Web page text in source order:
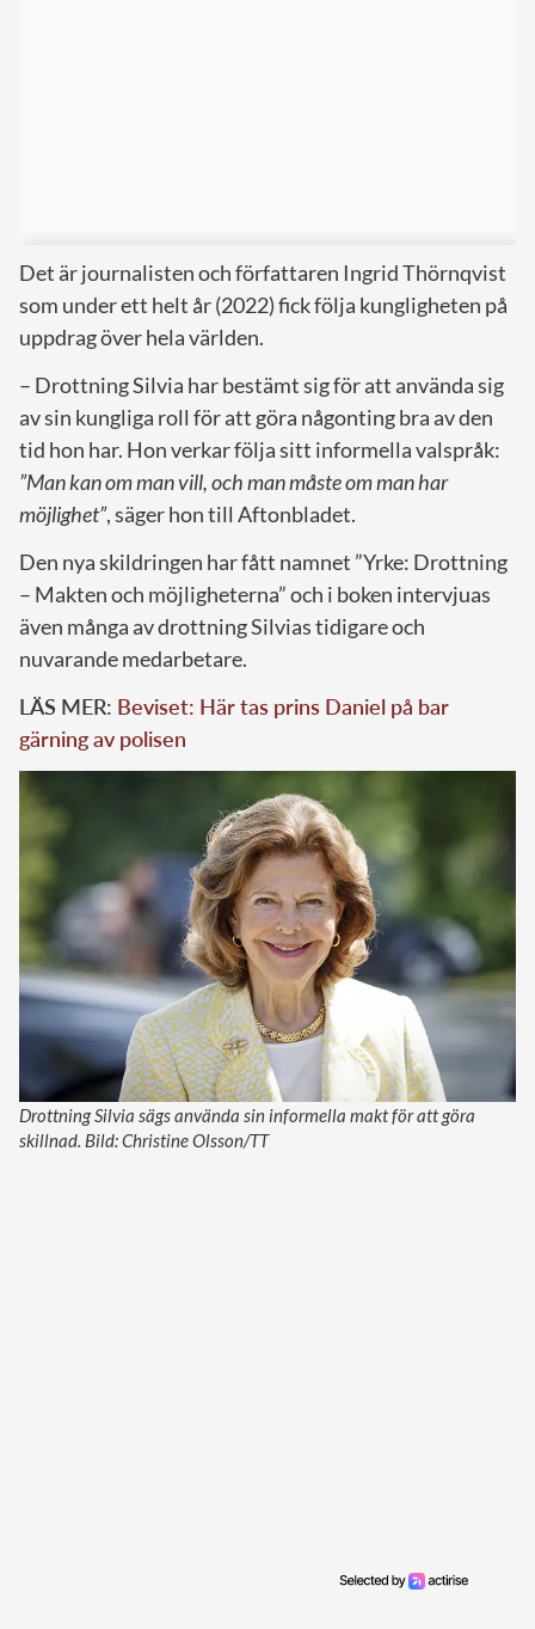
Det är journalisten och författaren Ingrid Thörnqvist
som under ett helt år (2022) fick följa kungligheten på
uppdrag över hela världen.
– Drottning Silvia har bestämt sig för att använda sig
av sin kungliga roll för att göra någonting bra av den
tid hon har. Hon verkar följa sitt informella valspråk:
”Man kan om man vill, och man måste om man har
möjlighet”, säger hon till Aftonbladet.
Den nya skildringen har fått namnet ”Yrke: Drottning
– Makten och möjligheterna” och i boken intervjuas
även många av drottning Silvias tidigare och
nuvarande medarbetare.
LÄS MER: Beviset: Här tas prins Daniel på bar
gärning av polisen
Drottning Silvia sägs använda sin informella makt för att göra
skillnad. Bild: Christine Olsson/TT